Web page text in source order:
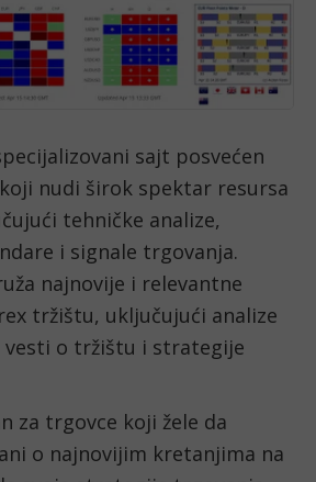
sajt posvećen
nudi širok spektar resursa
tehničke analize,
i signale trgovanja.
najnovije i relevantne
tržištu, uključujući analize
vesti o tržištu i strategije
za trgovce koji žele da
o najnovijim kretanjima na